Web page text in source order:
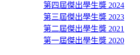
第四屆傑出學生獎 2024
第三屆傑出學生獎 2023
第二屆傑出學生獎 2021
第一屆傑出學生獎 2020